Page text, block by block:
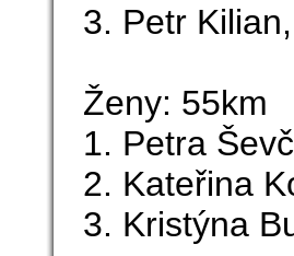
3. Petr
Ženy: 55km
1. Petra
2. Kateřina
3. Kristýna